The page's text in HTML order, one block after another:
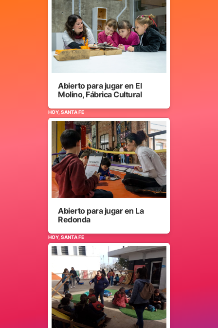
Abierto para jugar en El
Molino, Fábrica Cultural
HOY, SANTA FE
Abierto para jugar en La
Redonda
HOY, SANTA FE